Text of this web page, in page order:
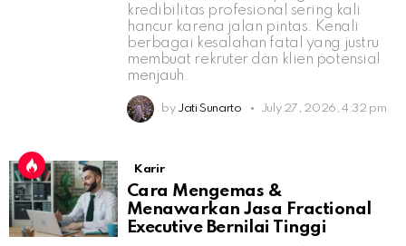
kredibilitas profesional sering kali
hancur karena jalan pintas. Kenali
berbagai kesalahan fatal yang justru
membuat rekruter dan klien potensial
menjauh.
by Jati Sunarto July 27, 2026, 4:32 pm
Karir
Cara Mengemas &
Menawarkan Jasa Fractional
Executive Bernilai Tinggi